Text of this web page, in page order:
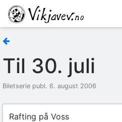
Til 30. juli
Biletserie publ. 6. august 2006
Rafting på Voss